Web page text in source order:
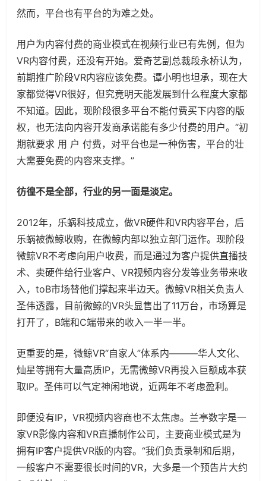
然而，平台也有平台的为难之处。
用户为内容付费的商业模式在视频行业已有先例，但为
VR内容付费，还没有开始。爱奇艺副总裁段永桥认为，
前期推广阶段VR内容应该免费。谭小明也坦承，现在大
家都觉得VR很好，但究竟明天能发展到什么程度大家都
不知道。因此，现阶段很多平台不能付费买下内容的版
权，也无法向内容开发商承诺能有多少付费的用户。“初
期就要求 用 户 付费，对平台也是一种伤害，平台的壮
大需要免费的内容来支撑。”
彷徨不是全部，行业的另一面是淡定。
2012年，乐蜗科技成立，做VR硬件和VR内容平台，后
乐蜗被微鲸收购，在微鲸内部以独立部门运作。现阶段
微鲸VR不考虑向用户收费，而是通过为客户提供直播技
术、卖硬件给行业客户、VR视频内容分发等业务带来收
入，toB市场替他们撑起来半边天。微鲸VR相关负责人
圣伟透露，目前微鲸的VR头显售出了11万台，市场算是
打开了，B端和C端带来的收入一半一半。
更重要的是，微鲸VR“自家人”体系内———华人文化、
灿星等拥有大量高质IP，无需微鲸VR再投入巨额成本获
取IP。圣伟可以气定神闲地说，近两年不考虑盈利。
即便没有IP，VR视频内容商也不太焦虑。兰亭数字是一
家VR影像内容和VR直播制作公司，主要商业模式是为
拥有IP客户提供VR版的内容。“我们负责录制和后期，
一般客户不需要很长时间的VR，大多是一个预告片大约